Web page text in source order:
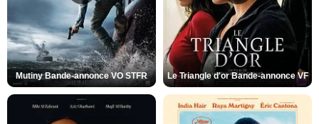
Mutiny Bande-annonce VO STFR Le Triangle d'or Bande-annonce VF